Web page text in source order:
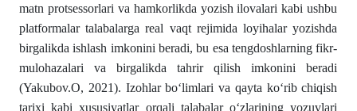
matn protsessorlari va hamkorlikda yozish ilovalari kabi ushbu
platformalar talabalarga real vaqt rejimida loyihalar yozishda
birgalikda ishlash imkonini beradi, bu esa tengdoshlarning fikr-
mulohazalari va birgalikda tahrir qilish imkonini beradi
(Yakubov.O, 2021). Izohlar boʻlimlari va qayta koʻrib chiqish
tarixi kabi xususiyatlar orqali talabalar oʻzlarining yozuvlari